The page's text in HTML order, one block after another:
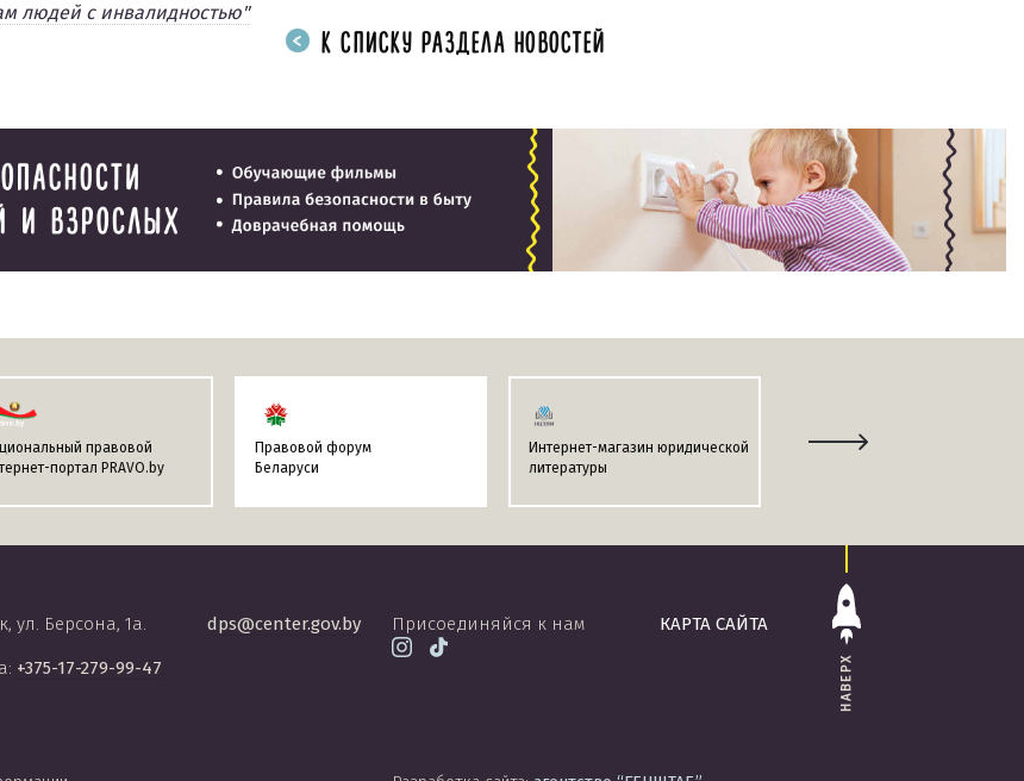
людей с инвалидностью"
К СПИСКУ РАЗДЕЛА НОВОСТЕЙ
правовой
портал PRAVO.by
Правовой форум
Беларуси
Интернет-магазин юридической
литературы
Информационно-поисковая
НАВЕРХ
КАРТА САЙТА
ул. Берсона, 1а.
+375-17-279-99-47
dps@center.gov.by Присоединяйся к нам